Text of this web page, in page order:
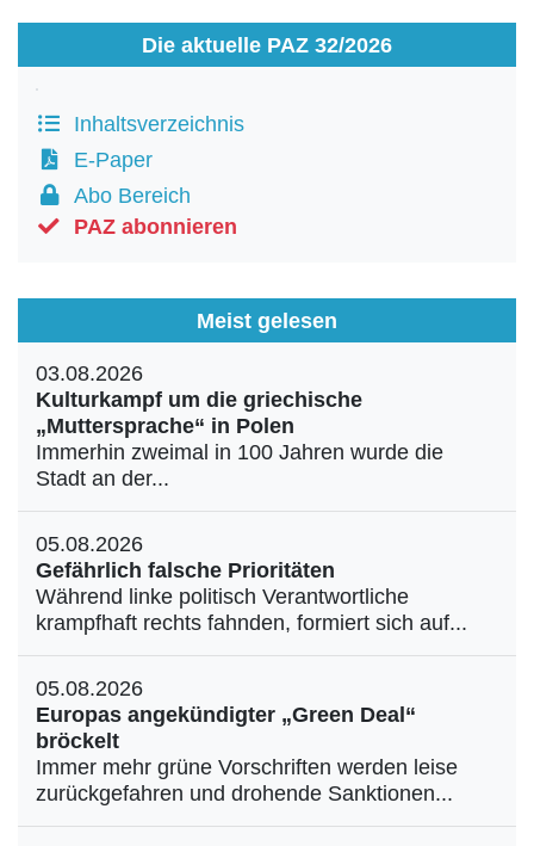
Die aktuelle PAZ 32/2026
Inhaltsverzeichnis
E-Paper
Abo Bereich
PAZ abonnieren
Meist gelesen
03.08.2026
Kulturkampf um die griechische
„Muttersprache“ in Polen
Immerhin zweimal in 100 Jahren wurde die
Stadt an der...
05.08.2026
Gefährlich falsche Prioritäten
Während linke politisch Verantwortliche
krampfhaft rechts fahnden, formiert sich auf...
05.08.2026
Europas angekündigter „Green Deal“
bröckelt
Immer mehr grüne Vorschriften werden leise
zurückgefahren und drohende Sanktionen...